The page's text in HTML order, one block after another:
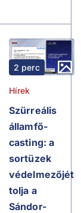
2 perc
Hírek
Szürreális
államfő-
casting: a
sortüzek
védelmezőjét
tolja a
Sándor-